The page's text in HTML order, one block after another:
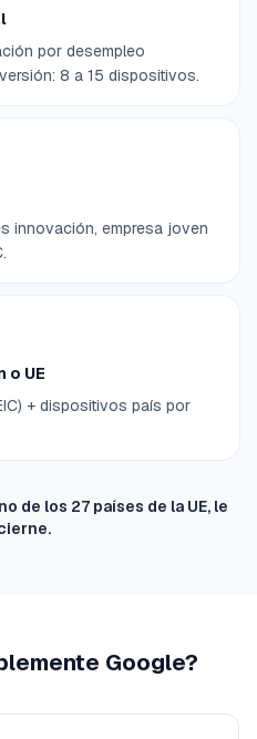
por desempleo
8 a 15 dispositivos.
innovación, empresa joven
o UE
+ dispositivos país por
de los 27 países de la UE, le
Google?